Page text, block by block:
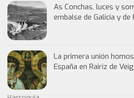
As Conchas, luces y
embalse de Galicia y de
La primera unión
España en Rairiz de